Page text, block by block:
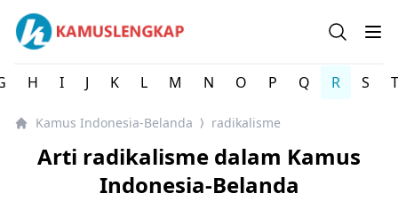
Kamus Lengkap Indonesia-Belanda - Kamus Bahasa
Open
H I J K L M N O P Q R S T
Kamus Indonesia-Belanda ⟩ radikalisme
Arti radikalisme dalam Kamus
Indonesia-Belanda